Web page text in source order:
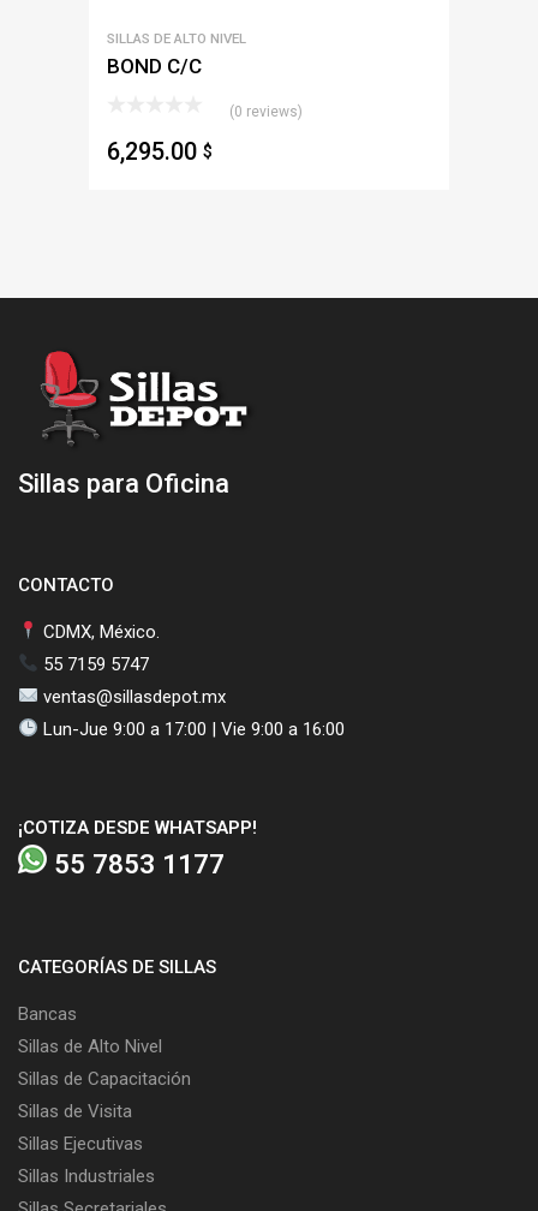
SILLAS DE ALTO NIVEL
BOND C/C
(0 reviews)
6,295.00 $
Sillas para Oficina
CONTACTO
CDMX, México.
55 7159 5747
ventas@sillasdepot.mx
Lun-Jue 9:00 a 17:00 | Vie 9:00 a 16:00
¡COTIZA DESDE WHATSAPP!
55 7853 1177
CATEGORÍAS DE SILLAS
Bancas
Sillas de Alto Nivel
Sillas de Capacitación
Sillas de Visita
Sillas Ejecutivas
Sillas Industriales